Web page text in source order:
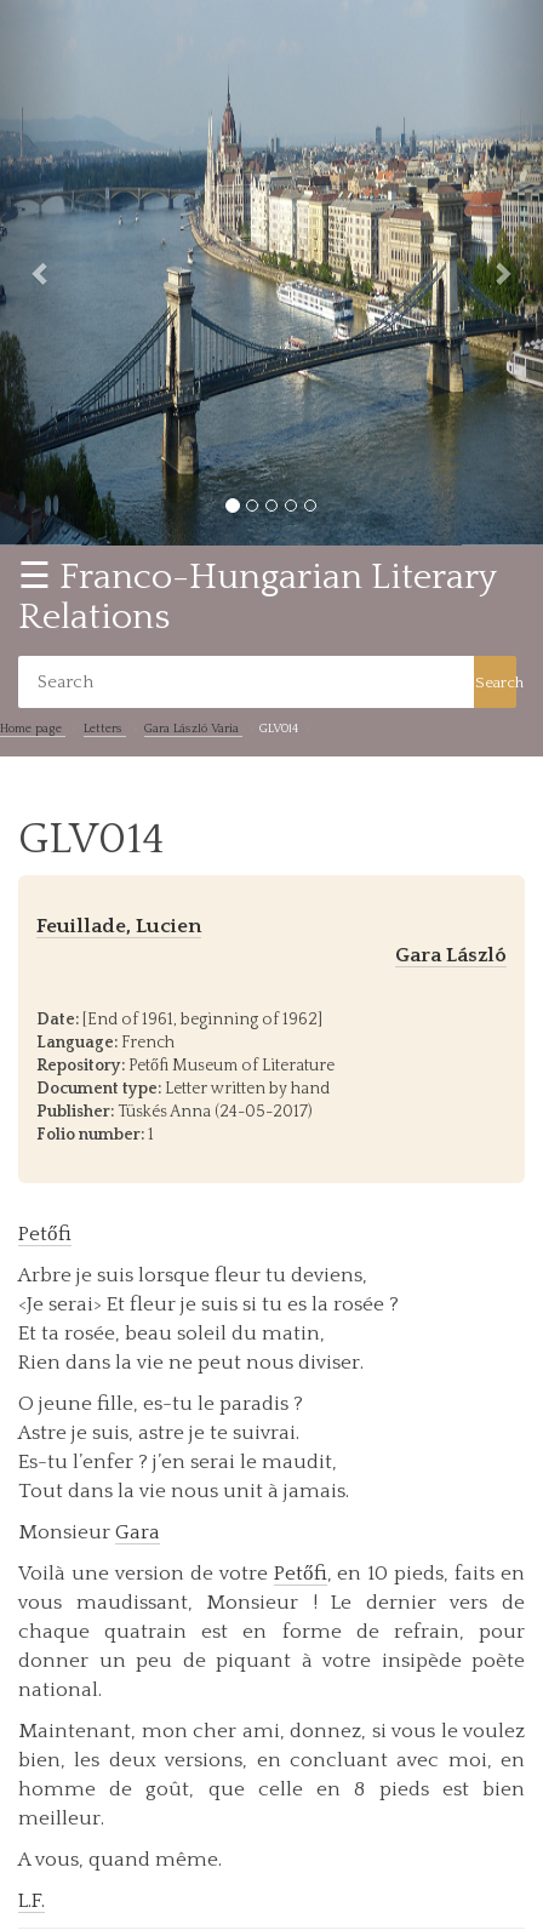
☰ Franco-Hungarian Literary
Relations
Search
Home page Letters Gara László Varia GLV014
GLV014
Feuillade, Lucien
Gara László
Date: [End of 1961, beginning of 1962]
Language: French
Repository: Petőfi Museum of Literature
Document type: Letter written by hand
Publisher: Tüskés Anna (24-05-2017)
Folio number:1
Petőfi
Arbre je suis lorsque fleur tu deviens,
<Je serai> Et fleur je suis si tu es la rosée ?
Et ta rosée, beau soleil du matin,
Rien dans la vie ne peut nous diviser.
O jeune fille, es-tu le paradis ?
Astre je suis, astre je te suivrai.
Es-tu l’enfer ? j’en serai le maudit,
Tout dans la vie nous unit à jamais.
Monsieur Gara
Voilà une version de votre Petőfi, en 10 pieds, faits en
vous maudissant, Monsieur ! Le dernier vers de
chaque quatrain est en forme de refrain, pour
donner un peu de piquant à votre insipède poète
national.
Maintenant, mon cher ami, donnez, si vous le voulez
bien, les deux versions, en concluant avec moi, en
homme de goût, que celle en 8 pieds est bien
meilleur.
A vous, quand même.
L.F.